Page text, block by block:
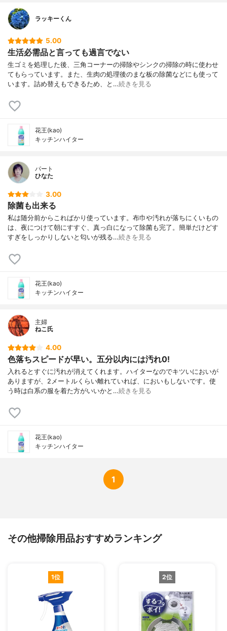
ラッキーくん
5.00
生活必需品と言っても過言でない
生ゴミを処理した後、三角コーナーの掃除やシンクの掃除の時に使わせ
てもらっています。また、生肉の処理後のまな板の除菌などにも使って
います。詰め替えもできるため、と…続きを見る
花王(kao)
キッチンハイター
パート
ひなた
3.00
除菌も出来る
私は随分前からこればかり使っています。布巾や汚れが落ちにくいもの
は、夜につけて朝にすすぐ、真っ白になって除菌も完了。簡単だけどす
すぎをしっかりしないと匂いが残る…続きを見る
花王(kao)
キッチンハイター
主婦
ねこ氏
4.00
色落ちスピードが早い。五分以内には汚れ0!
入れるとすぐに汚れが消えてくれます。ハイターなのでキツいにおいが
ありますが、2メートルくらい離れていれば、においもしないです。使
う時は白系の服を着た方がいいかと…続きを見る
花王(kao)
キッチンハイター
1
その他掃除用品おすすめランキング
1位 2位